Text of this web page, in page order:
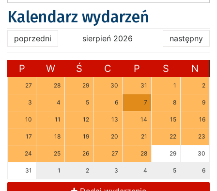
Kalendarz wydarzeń
poprzedni sierpień 2026 następny
P W Ś C P S N
27 28 29 30 31 1 2
3 4 5 6 7 8 9
10 11 12 13 14 15 16
17 18 19 20 21 22 23
24 25 26 27 28 29 30
31 1 2 3 4 5 6